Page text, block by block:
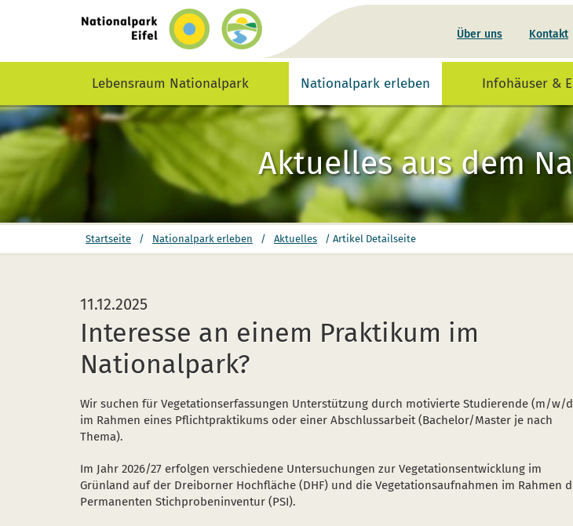
Startseite
Über uns Kontakt
Lebensraum Nationalpark Nationalpark erleben Infohäuser &
Aktuelles aus dem
sich
Startseite / Nationalpark erleben / Aktuelles / Artikel Detailseite
11.12.2025
Interesse an einem Praktikum im
Nationalpark?
Wir suchen für Vegetationserfassungen Unterstützung durch motivierte Studierende (m/w/
im Rahmen eines Pflichtpraktikums oder einer Abschlussarbeit (Bachelor/Master je nach
Thema).
Im Jahr 2026/27 erfolgen verschiedene Untersuchungen zur Vegetationsentwicklung im
Grünland auf der Dreiborner Hochfläche (DHF) und die Vegetationsaufnahmen im Rahmen
Permanenten Stichprobeninventur (PSI).